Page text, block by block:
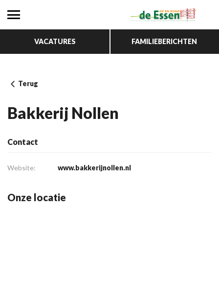
VACATURES FAMILIEBERICHTEN
Terug
Bakkerij Nollen
Contact
Website: www.bakkerijnollen.nl
Onze locatie